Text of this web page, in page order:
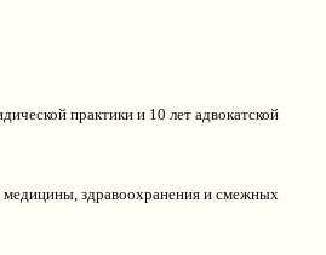
практики и 10 лет адвокатской
медицины, здравоохранения и смежных